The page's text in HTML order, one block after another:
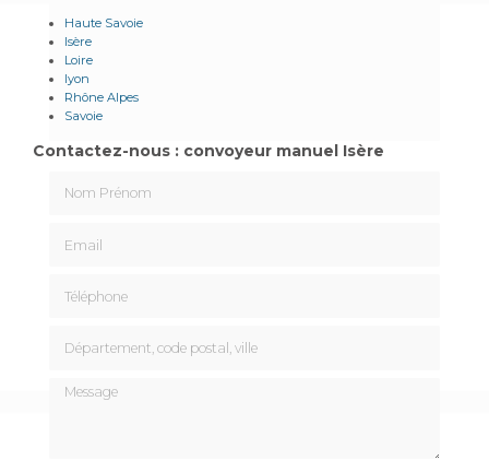
Haute Savoie
Isère
Loire
lyon
Rhône Alpes
Savoie
Contactez-nous : convoyeur manuel Isère
Message